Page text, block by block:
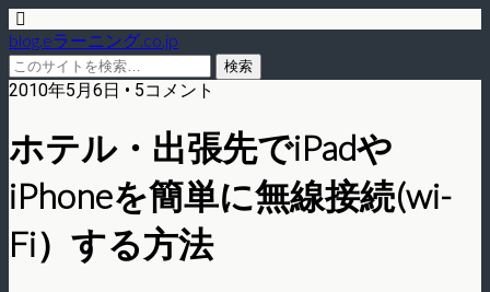
blog.eラーニング.co.jp
2010年5月6日 • 5コメント
ホテル・出張先でiPadや
iPhoneを簡単に無線接続(wi-
Fi）する方法